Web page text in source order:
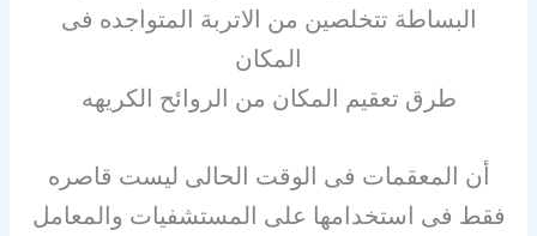
البساطة تتخلصين من الاتربة المتواجده فى
المكان
طرق تعقيم المكان من الروائح الكريهه
أن المعقمات فى الوقت الحالى ليست قاصره
فقط فى استخدامها على المستشفيات والمعامل